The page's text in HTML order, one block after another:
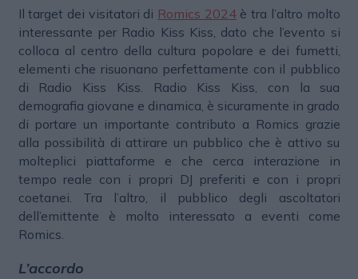
Il target dei visitatori di Romics 2024è tra l’altro molto
interessante per Radio Kiss Kiss, dato che l’evento si
colloca al centro della cultura popolare e dei fumetti,
elementi che risuonano perfettamente con il pubblico
di Radio Kiss Kiss. Radio Kiss Kiss, con la sua
demografia giovane e dinamica, è sicuramente in grado
di portare un importante contributo a Romics grazie
alla possibilità di attirare un pubblico che è attivo su
molteplici piattaforme e che cerca interazione in
tempo reale con i propri DJ preferiti e con i propri
coetanei. Tra l’altro, il pubblico degli ascoltatori
dell’emittente è molto interessato a eventi come
Romics.
L’accordo